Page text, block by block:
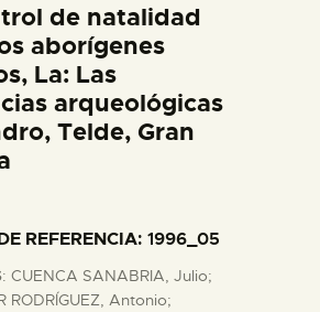
de natalidad
aborígenes
La: Las
arqueológicas
Telde, Gran
REFERENCIA: 1996_05
: CUENCA SANABRIA, Julio;
RODRÍGUEZ, Antonio;